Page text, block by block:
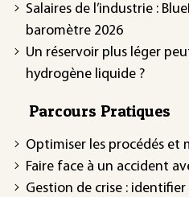
Salaires de l’industrie :
baromètre 2026
Un réservoir plus léger
hydrogène liquide ?
Parcours Pratiques
Optimiser les procédés et
Faire face à un accident
Gestion de crise :